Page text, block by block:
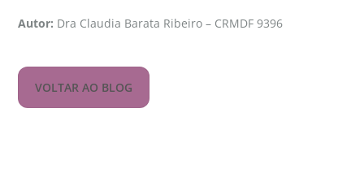
Autor: Dra Claudia Barata Ribeiro – CRMDF 9396
VOLTAR AO BLOG